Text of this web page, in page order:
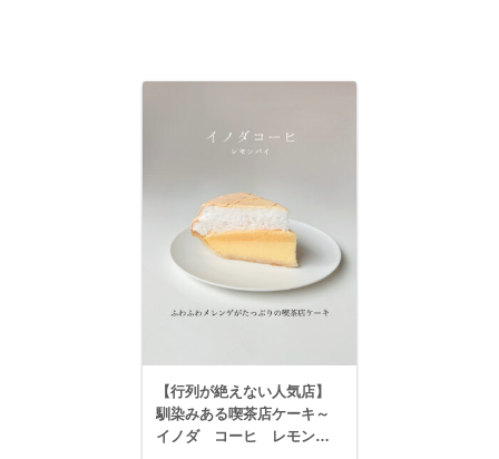
【行列が絶えない人気店】
馴染みある喫茶店ケーキ～
イノダ コーヒ レモンパ